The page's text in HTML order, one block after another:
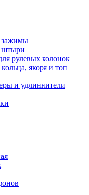
зажимы
штыри
рулевых колонок
якоря и топ
и удлиннители